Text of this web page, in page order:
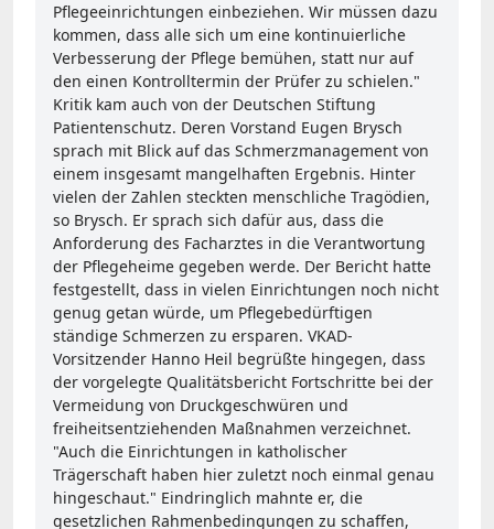
Pflegeeinrichtungen einbeziehen. Wir müssen dazu
kommen, dass alle sich um eine kontinuierliche
Verbesserung der Pflege bemühen, statt nur auf
den einen Kontrolltermin der Prüfer zu schielen."
Kritik kam auch von der Deutschen Stiftung
Patientenschutz. Deren Vorstand Eugen Brysch
sprach mit Blick auf das Schmerzmanagement von
einem insgesamt mangelhaften Ergebnis. Hinter
vielen der Zahlen steckten menschliche Tragödien,
so Brysch. Er sprach sich dafür aus, dass die
Anforderung des Facharztes in die Verantwortung
der Pflegeheime gegeben werde. Der Bericht hatte
festgestellt, dass in vielen Einrichtungen noch nicht
genug getan würde, um Pflegebedürftigen
ständige Schmerzen zu ersparen. VKAD-
Vorsitzender Hanno Heil begrüßte hingegen, dass
der vorgelegte Qualitätsbericht Fortschritte bei der
Vermeidung von Druckgeschwüren und
freiheitsentziehenden Maßnahmen verzeichnet.
"Auch die Einrichtungen in katholischer
Trägerschaft haben hier zuletzt noch einmal genau
hingeschaut." Eindringlich mahnte er, die
gesetzlichen Rahmenbedingungen zu schaffen,